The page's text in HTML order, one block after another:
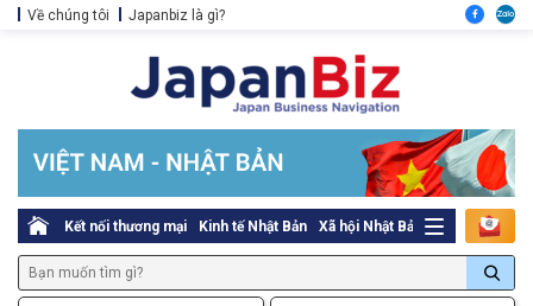
Về chúng tôi Japanbiz là gì?
Kết nối thương mại Kinh tế Nhật Bản Xã hội Nhật Bản Thủ tục pháp